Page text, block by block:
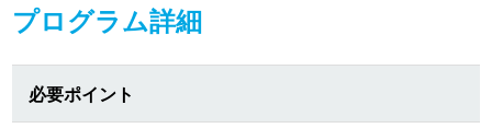
プログラム詳細
必要ポイント